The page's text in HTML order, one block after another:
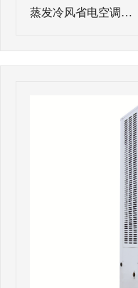
蒸发冷风省电空调…